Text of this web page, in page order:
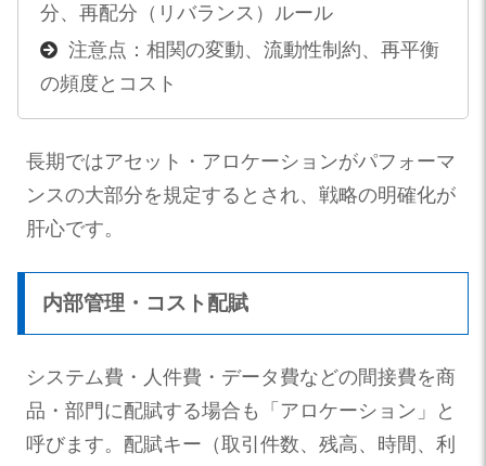
分、再配分（リバランス）ルール
注意点：相関の変動、流動性制約、再平衡
の頻度とコスト
長期ではアセット・アロケーションがパフォーマ
ンスの大部分を規定するとされ、戦略の明確化が
肝心です。
内部管理・コスト配賦
システム費・人件費・データ費などの間接費を商
品・部門に配賦する場合も「アロケーション」と
呼びます。配賦キー（取引件数、残高、時間、利